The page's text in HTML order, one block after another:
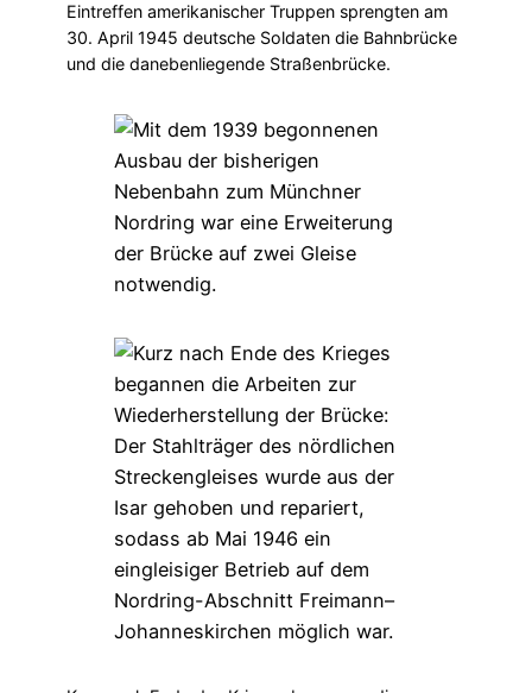
Eintreffen amerikanischer Truppen sprengten am
30. April 1945 deutsche Soldaten die Bahnbrücke
und die danebenliegende Straßenbrücke.